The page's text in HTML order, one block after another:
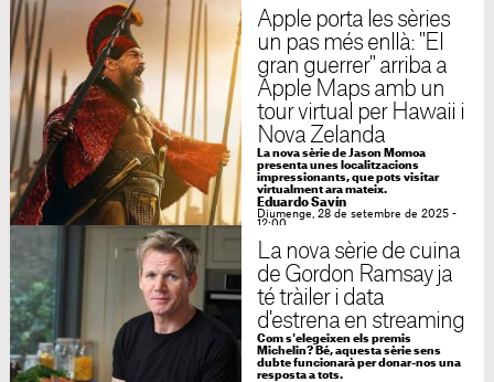
Apple porta les sèries
un pas més enllà: "El
gran guerrer" arriba a
Apple Maps amb un
tour virtual per Hawaii i
Nova Zelanda
La nova sèrie de Jason Momoa
presenta unes localitzacions
impressionants, que pots visitar
virtualment ara mateix.
Eduardo Savín
Diumenge, 28 de setembre de 2025 -
12:00
La nova sèrie de cuina
de Gordon Ramsay ja
té tràiler i data
d'estrena en streaming
Com s'elegeixen els premis
Michelin? Bé, aquesta sèrie sens
dubte funcionarà per donar-nos una
resposta a tots.